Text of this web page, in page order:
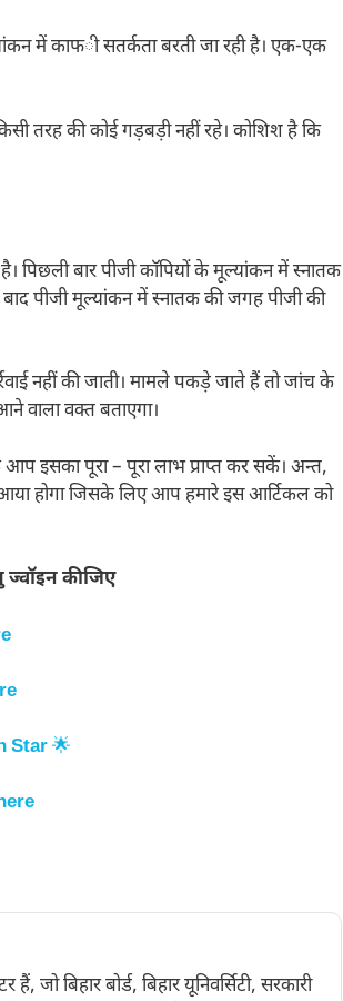
में काफी सतर्कता बरती जा रही है। एक-एक
तरह की कोई गड़बड़ी नहीं रहे। कोशिश है कि
पिछली बार पीजी कॉपियों के मूल्यांकन में स्नातक
बाद पीजी मूल्यांकन में स्नातक की जगह पीजी की
नहीं की जाती। मामले पकड़े जाते हैं तो जांच के
वाला वक्त बताएगा।
इसका पूरा – पूरा लाभ प्राप्त कर सकें। अन्त,
होगा जिसके लिए आप हमारे इस आर्टिकल को
ज्वॉइन कीजिए
Star🌟
बिहार बोर्ड, बिहार यूनिवर्सिटी, सरकारी